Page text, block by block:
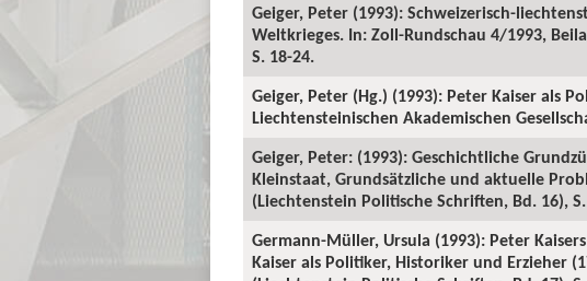
Geiger, Peter (1993): Schweizerisch-
Weltkrieges. In: Zoll-Rundschau 4/1993,
S. 18-24.
Geiger, Peter (Hg.) (1993): Peter Kaiser als
Liechtensteinischen Akademischen
Geiger, Peter: (1993): Geschichtliche
Kleinstaat, Grundsätzliche und aktuelle
(Liechtenstein Politische Schriften, Bd. 16),
Germann-Müller, Ursula (1993): Peter
Kaiser als Politiker, Historiker und Erzieher